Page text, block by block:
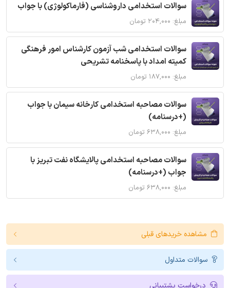
سوالات استخدامی داروشناسی (فارماکولوژی) با جواب
مبلغ: ۲۰۴,۰۰۰ تومان
سوالات استخدامی شب آزمون کارشناس امور فرهنگی
کمیته امداد با پاسخنامه تشریحی
مبلغ: ۱۸۷,۰۰۰ تومان
سوالات مصاحبه استخدامی کارخانه سیمان با جواب
(+درسنامه)
مبلغ: ۶۳۸,۰۰۰ تومان
سوالات مصاحبه استخدامی پالایشگاه نفت تبریز با
جواب (+درسنامه)
مبلغ: ۶۳۸,۰۰۰ تومان
مشاهده خریدهای قبلی
سوالات متداول
درخواست پشتیبانی